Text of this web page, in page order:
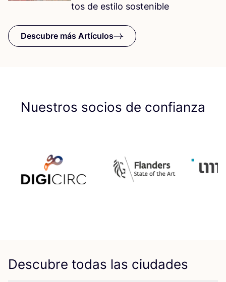
tos de esti­lo sostenible
Descubre más Artículos
Nuestros socios de confianza
Descubre todas las ciudades